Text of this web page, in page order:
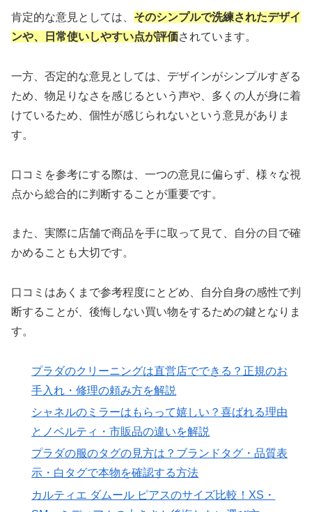
肯定的な意見としては、 そのシンプルで洗練されたデザイ
ンや、日常使いしやすい点が評価されています。
一方、否定的な意見としては、デザインがシンプルすぎる
ため、物足りなさを感じるという声や、多くの人が身に着
けているため、個性が感じられないという意見がありま
す。
口コミを参考にする際は、一つの意見に偏らず、様々な視
点から総合的に判断することが重要です。
また、実際に店舗で商品を手に取って見て、自分の目で確
かめることも大切です。
口コミはあくまで参考程度にとどめ、自分自身の感性で判
断することが、後悔しない買い物をするための鍵となりま
す。
プラダのクリーニングは直営店でできる？正規のお
手入れ・修理の頼み方を解説
シャネルのミラーはもらって嬉しい？喜ばれる理由
とノベルティ・市販品の違いを解説
プラダの服のタグの見方は？ブランドタグ・品質表
示・白タグで本物を確認する方法
カルティエ ダムール ピアスのサイズ比較！XS・